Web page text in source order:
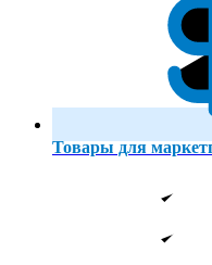
Товары для